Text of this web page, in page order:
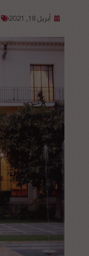
أبريل 18, 2021